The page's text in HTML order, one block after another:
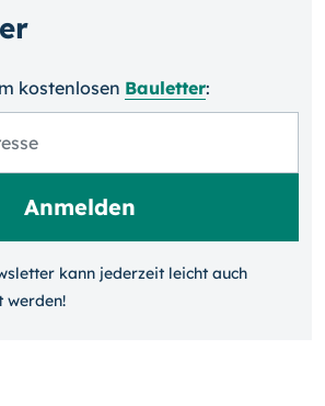
kosten­losen Bauletter:
kann jeder­zeit leicht auch
werden!